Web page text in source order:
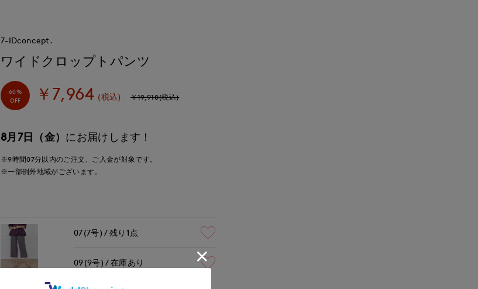
7-IDconcept.
ワイドクロップトパンツ
60%
OFF
￥7,964 (税込) ￥19,910(税込)
8月7日（金） にお届けします！
※9時間07分以内のご注文、ご入金が対象です。
※一部例外地域がございます。
07(7号) 残り1点
09(9号) 在庫あり